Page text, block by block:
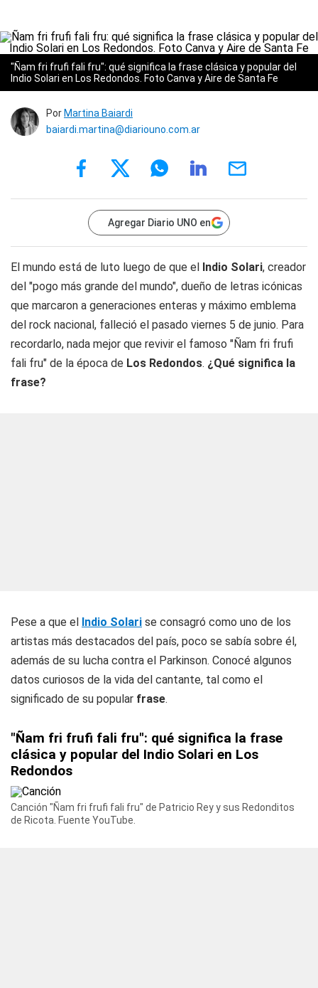
"Ñam fri frufi fali fru": qué significa la frase clásica y popular del
Indio Solari en Los Redondos. Foto Canva y Aire de Santa Fe
Por Martina Baiardi
baiardi.martina@diariouno.com.ar
Agregar Diario UNO en
El mundo está de luto luego de que el Indio Solari, creador
del "pogo más grande del mundo", dueño de letras icónicas
que marcaron a generaciones enteras y máximo emblema
del rock nacional, falleció el pasado viernes 5 de junio. Para
recordarlo, nada mejor que revivir el famoso "Ñam fri frufi
fali fru" de la época de Los Redondos. ¿Qué significa la
frase?
Pese a que el Indio Solari se consagró como uno de los
artistas más destacados del país, poco se sabía sobre él,
además de su lucha contra el Parkinson. Conocé algunos
datos curiosos de la vida del cantante, tal como el
significado de su popular frase.
"Ñam fri frufi fali fru": qué significa la frase
clásica y popular del Indio Solari en Los
Redondos
Canción "Ñam fri frufi fali fru" de Patricio Rey y sus Redonditos
de Ricota. Fuente YouTube.